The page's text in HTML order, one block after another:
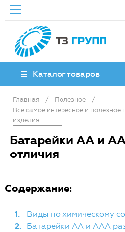
Каталог товаров
Главная / Полезное
/
Все самое интересное и полезное
изделия
Батарейки АА и
отличия
Содержание:
1. Виды по химическому
2. Батарейки АА и ААА